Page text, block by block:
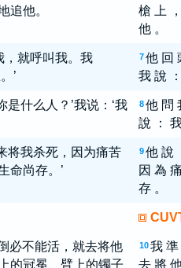
追他。
槍 上
他 。
，就呼叫我。我
’
7 他 回
我 說
是什么人？’我说：‘我
8 他 問
說 ：
将我杀死，因为痛苦
命尚存。’
9 他 說
因 為
存 。
必不能活，就去将他
的冠冕、臂上的镯子
10 我 準
去 將